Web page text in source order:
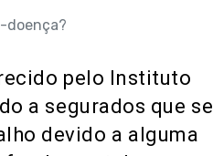
doença?
pelo Instituto
a segurados que se
devido a alguma